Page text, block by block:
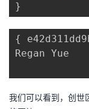
}
{
Regan Yue
我们可以看到，创世